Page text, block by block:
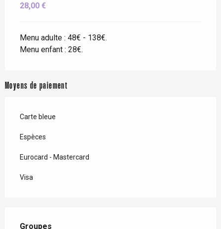
28,00 €
Menu adulte : 48€ - 138€.
Menu enfant : 28€.
Moyens de paiement
Carte bleue
Espèces
Eurocard - Mastercard
Visa
Groupes
Groupes